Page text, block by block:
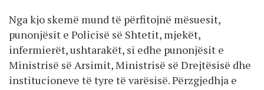
Nga kjo skemë mund të përfitojnë mësuesit,
punonjësit e Policisë së Shtetit, mjekët,
infermierët, ushtarakët, si edhe punonjësit e
Ministrisë së Arsimit, Ministrisë së Drejtësisë dhe
institucioneve të tyre të varësisë. Përzgjedhja e